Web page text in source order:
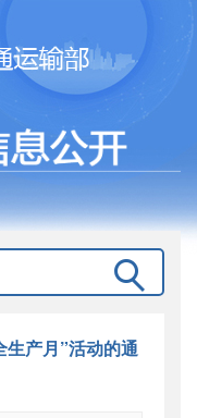
生产月”活动的通